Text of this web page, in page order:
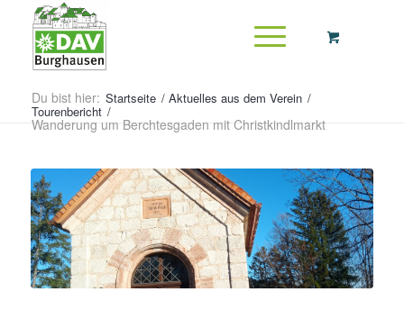
Du bist hier: Startseite / Aktuelles aus dem Verein /
Tourenbericht /
Wanderung um Berchtesgaden mit Christkindlmarkt